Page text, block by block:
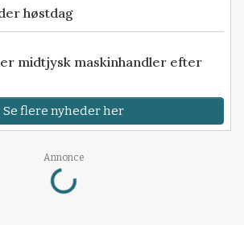
høstdag
midtjysk maskinhandler efter
Se flere nyheder her
Annonce
Loading...